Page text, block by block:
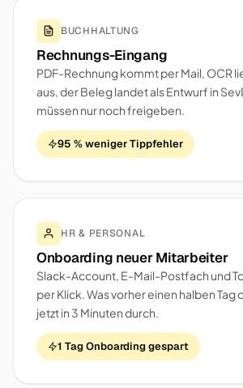
BUCHHALTUNG
Rechnungs-Eingang
PDF-Rechnung kommt per Mail, OCR
aus, der Beleg landet als Entwurf in
müssen nur noch freigeben.
95 % weniger Tippfehler
HR & PERSONAL
Onboarding neuer Mitarbeiter
Slack-Account, E-Mail-Postfach und
per Klick. Was vorher einen halben Tag
jetzt in 3 Minuten durch.
1 Tag Onboarding gespart